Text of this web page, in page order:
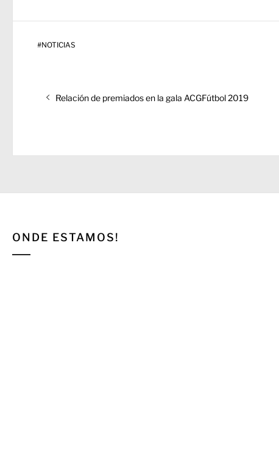
#NOTICIAS
Entrada
Relación de premiados en la gala ACGFútbol 2019
ONDE ESTAMOS!